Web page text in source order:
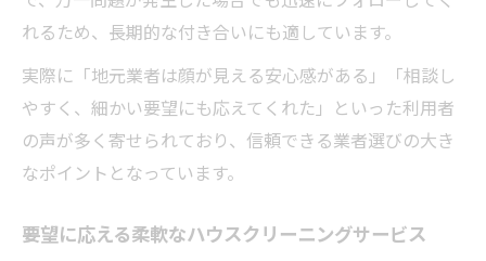
れるため、長期的な付き合いにも適しています。
実際に「地元業者は顔が見える安心感がある」「相談し
やすく、細かい要望にも応えてくれた」といった利用者
の声が多く寄せられており、信頼できる業者選びの大き
なポイントとなっています。
要望に応える柔軟なハウスクリーニングサービス